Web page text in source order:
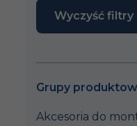
Wyczyść filtry
Grupy
Akcesoria do